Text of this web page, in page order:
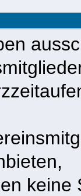
keine